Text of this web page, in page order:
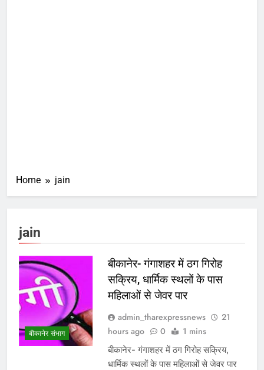
Home jain
jain
बीकानेर संभाग
बीकानेर- गंगाशहर में ठग गिरोह
सक्रिय, धार्मिक स्थलों के पास
महिलाओं से जेवर पार
admin_tharexpressnews
21
hours ago
0 1 mins
बीकानेर- गंगाशहर में ठग गिरोह सक्रिय,
धार्मिक स्थलों के पास महिलाओं से जेवर पार